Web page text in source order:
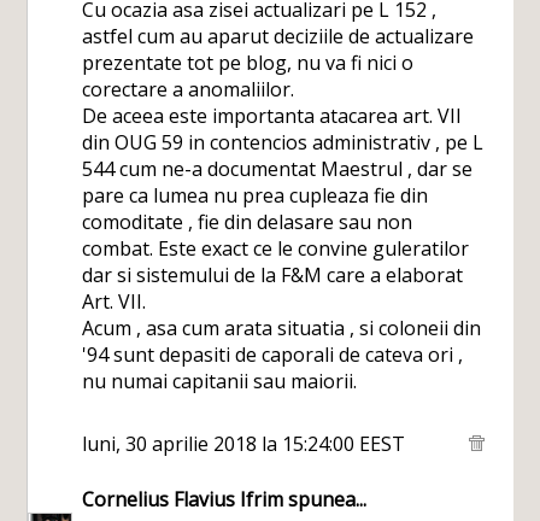
Cu ocazia asa zisei actualizari pe L 152 ,
astfel cum au aparut deciziile de actualizare
prezentate tot pe blog, nu va fi nici o
corectare a anomaliilor.
De aceea este importanta atacarea art. VII
din OUG 59 in contencios administrativ , pe L
544 cum ne-a documentat Maestrul , dar se
pare ca lumea nu prea cupleaza fie din
comoditate , fie din delasare sau non
combat. Este exact ce le convine guleratilor
dar si sistemului de la F&M care a elaborat
Art. VII.
Acum , asa cum arata situatia , si coloneii din
'94 sunt depasiti de caporali de cateva ori ,
nu numai capitanii sau maiorii.
luni, 30 aprilie 2018 la 15:24:00 EEST
Cornelius Flavius Ifrimspunea...